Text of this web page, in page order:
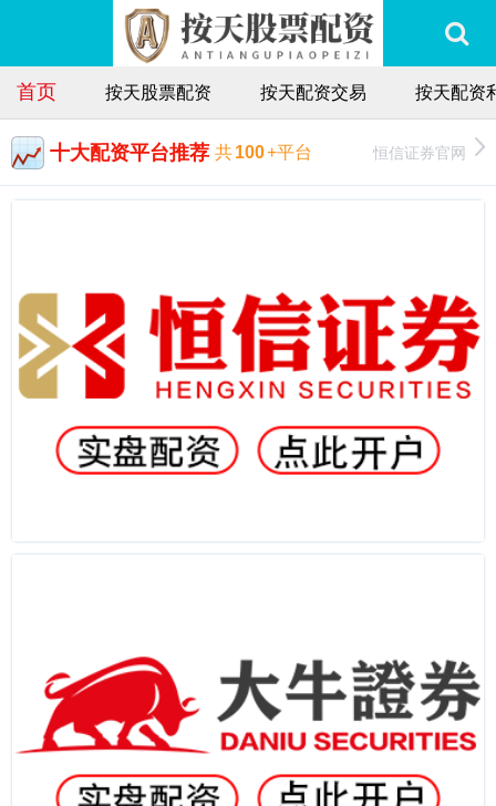
首页 按天股票配资 按天配资交易 按天配资
十大配资平台推荐 共100+平台 恒信证券官网